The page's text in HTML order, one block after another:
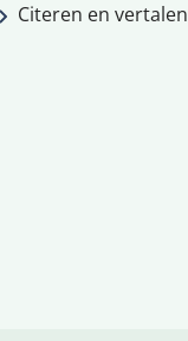
Citeren en vertalen